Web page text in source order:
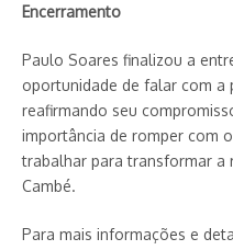
Encerramento
Paulo Soares finalizou a
oportunidade de falar com a
reafirmando seu
importância de romper com
trabalhar para transformar a
Cambé.
Para mais informações e